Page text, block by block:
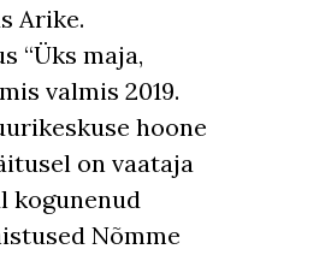
Arike.
“Üks maja,
valmis 2019.
hoone
on vaataja
kogunenud
Nõmme